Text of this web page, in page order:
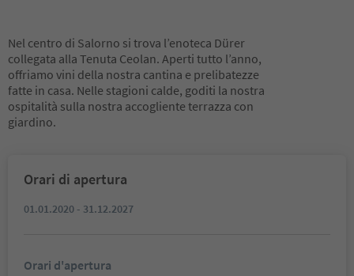
Nel centro di Salorno si trova l’enoteca Dürer
collegata alla Tenuta Ceolan. Aperti tutto l’anno,
offriamo vini della nostra cantina e prelibatezze
fatte in casa. Nelle stagioni calde, goditi la nostra
ospitalità sulla nostra accogliente terrazza con
giardino.
Orari di apertura
01.01.2020 - 31.12.2027
Orari d'apertura